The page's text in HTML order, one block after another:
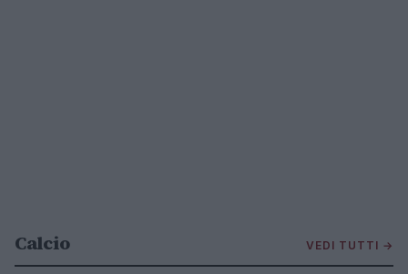
Calcio VEDI TUTTI →